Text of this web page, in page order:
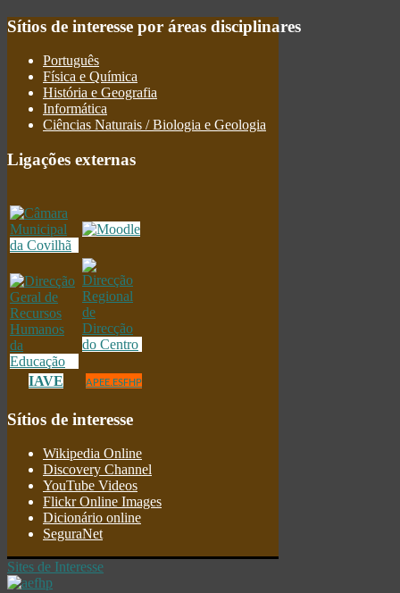
Sítios de interesse por áreas disciplinares
Português
Física e Química
História e Geografia
Informática
Ciências Naturais / Biologia e Geologia
Ligações externas
IAVE APEE.ESFHP
Sítios de interesse
Wikipedia Online
Discovery Channel
YouTube Videos
Flickr Online Images
Dicionário online
SeguraNet
Sites de Interesse